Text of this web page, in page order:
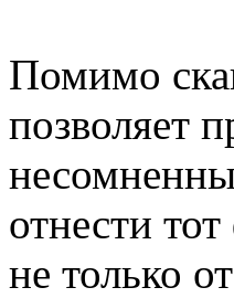
Помимо
позволяет
отнести
не только